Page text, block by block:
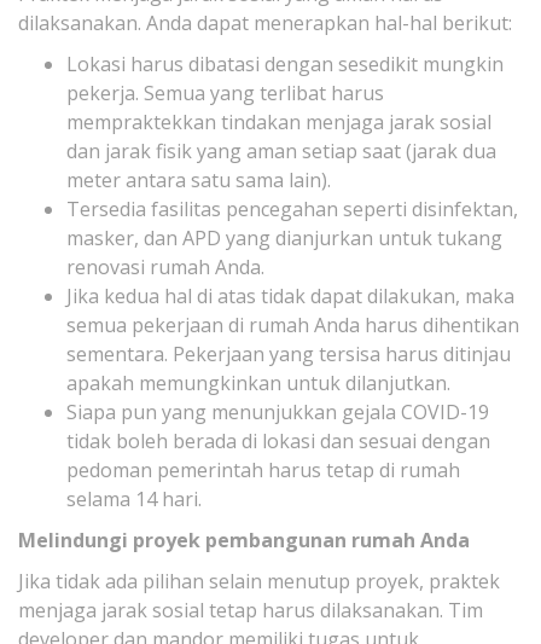
dilaksanakan. Anda dapat menerapkan hal-hal berikut:
Lokasi harus dibatasi dengan sesedikit mungkin
pekerja. Semua yang terlibat harus
mempraktekkan tindakan menjaga jarak sosial
dan jarak fisik yang aman setiap saat (jarak dua
meter antara satu sama lain).
Tersedia fasilitas pencegahan seperti disinfektan,
masker, dan APD yang dianjurkan untuk tukang
renovasi rumah Anda.
Jika kedua hal di atas tidak dapat dilakukan, maka
semua pekerjaan di rumah Anda harus dihentikan
sementara. Pekerjaan yang tersisa harus ditinjau
apakah memungkinkan untuk dilanjutkan.
Siapa pun yang menunjukkan gejala COVID-19
tidak boleh berada di lokasi dan sesuai dengan
pedoman pemerintah harus tetap di rumah
selama 14 hari.
Melindungi proyek pembangunan rumah Anda
Jika tidak ada pilihan selain menutup proyek, praktek
menjaga jarak sosial tetap harus dilaksanakan. Tim